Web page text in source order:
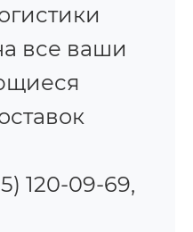
все ваши
120-09-69,